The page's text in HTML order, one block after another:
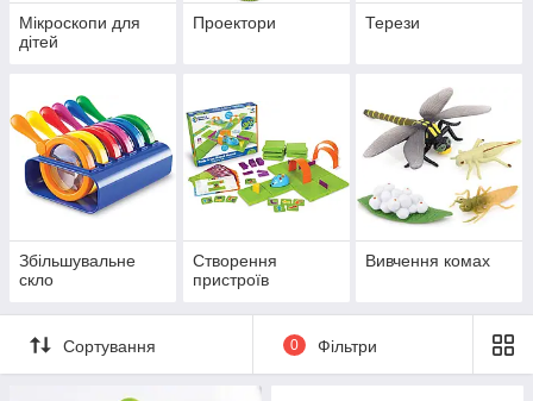
Мікроскопи для
дітей
Проектори Терези
Збільшувальне
скло
Створення
пристроїв
Вивчення комах
Сортування 0 Фільтри